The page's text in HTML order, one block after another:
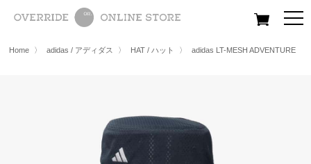
All Women Men
Home 〉 adidas / アディダス 〉 HAT / ハット 〉 adidas LT-MESH ADVENTURE